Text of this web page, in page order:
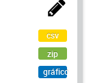
csv
zip
gráfico